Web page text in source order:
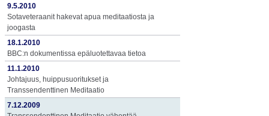
9.5.2010
Sotaveteraanit hakevat apua meditaatiosta ja
joogasta
18.1.2010
BBC:n dokumentissa epäluotettavaa tietoa
11.1.2010
Johtajuus, huippusuoritukset ja
Transsendenttinen Meditaatio
7.12.2009